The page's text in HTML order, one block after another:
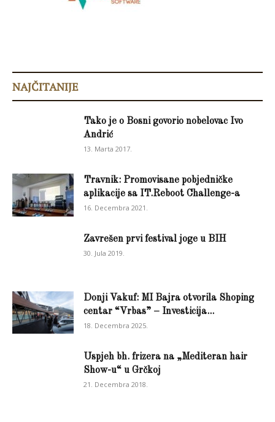
NAJČITANIJE
Tako je o Bosni govorio nobelovac Ivo
Andrić
13. Marta 2017.
Travnik: Promovisane pobjedničke
aplikacije sa IT.Reboot Challenge-a
16. Decembra 2021.
Zavrešen prvi festival joge u BIH
30. Jula 2019.
Donji Vakuf: MI Bajra otvorila Shoping
centar “Vrbas” – Investicija...
18. Decembra 2025.
Uspjeh bh. frizera na „Mediteran hair
Show-u“ u Grčkoj
21. Decembra 2018.